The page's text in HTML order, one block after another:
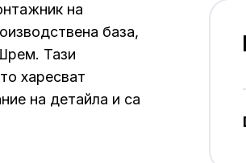
на
база,
Тази
харесват
на детайла и са